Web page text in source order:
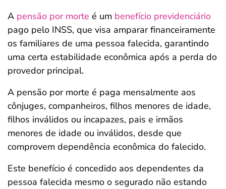
A pensão por morte é um benefício previdenciário
pago pelo INSS, que visa amparar financeiramente
os familiares de uma pessoa falecida, garantindo
uma certa estabilidade econômica após a perda do
provedor principal.
A pensão por morte é paga mensalmente aos
cônjuges, companheiros, filhos menores de idade,
filhos inválidos ou incapazes, pais e irmãos
menores de idade ou inválidos, desde que
comprovem dependência econômica do falecido.
Este benefício é concedido aos dependentes da
pessoa falecida mesmo o segurado não estando